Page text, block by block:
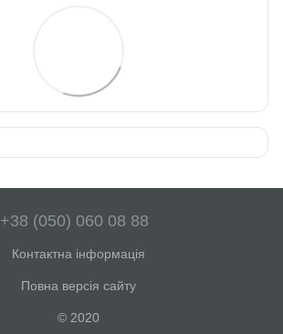
+38 (050) 060 08 88
Контактна інформація
Повна версія сайту
© 2020